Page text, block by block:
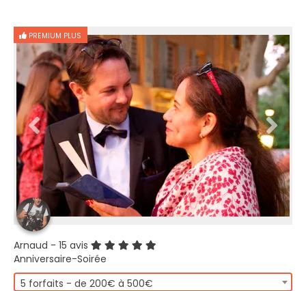
PREMIUM PLUS
Arnaud - 15 avis
Anniversaire-Soirée
5 forfaits - de 200€ à 500€